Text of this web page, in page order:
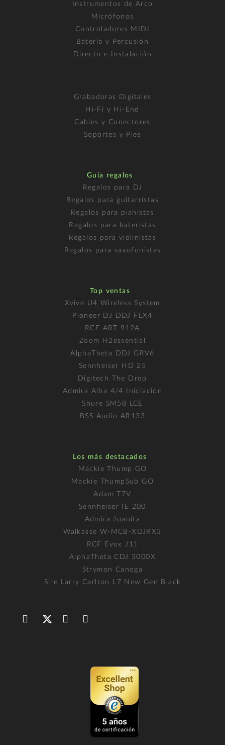
Instrumentos de Arco
Micrófonos
Controladores MIDI
Batería y Percusión
Directo e Instalación
Grabadoras Digitales
Hi-Fi y Hi-End
Cables y Conectores
Soportes y Pies
Guía regalos
Regalos para DJ
Regalos para guitarristas
Regalos para pianistas
Regalos para bateristas
Regalos para violinistas
Regalos para saxofonistas
Top ventas
Xvive U4 Wireless System
Pioneer DJ DDJ FLX4
RCF ART 912A
Zoom H2essential
AlphaTheta DDJ GRV6
Sennheiser HD 25
Digitech The Drop
Admira Alba 4/4 Iniciación
Shure SM58 LCE
BSS Audio AR133
Los más destacados
Mackie Thump GO
Mackie ThumpSub GO
Adam T7V
Sennheiser IE 200
Admira Juanita
Walkasse W-MCB-XDJRX3
RCF Evox J11
AlphaTheta CDJ 3000X
Strymon Canoga
Sire Larry Carlton L7 New Gen Black